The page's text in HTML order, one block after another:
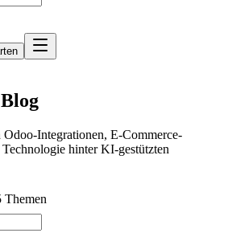
Integrationen, E-Commerce-
hinter KI-gestützten
Themen